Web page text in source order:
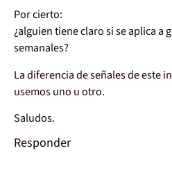
Por cierto:
¿alguien tiene claro si se aplica a
semanales?
La diferencia de señales de este
usemos uno u otro.
Saludos.
Responder